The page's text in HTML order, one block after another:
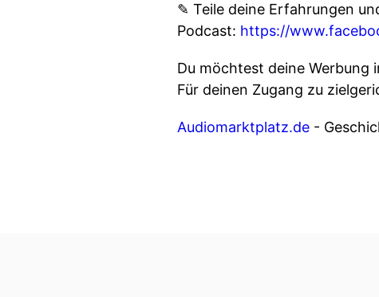
✎ Teile deine Erfahrungen
Podcast: https://
Du möchtest deine Werbung
Für deinen Zugang zu
Audiomarktplatz.de -